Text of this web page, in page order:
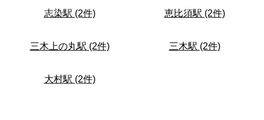
志染駅 (2件) 恵比須駅 (2件)
三木上の丸駅 (2件) 三木駅 (2件)
大村駅 (2件)